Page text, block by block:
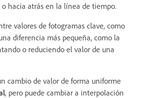
hacia atrás en la línea de tiempo.
valores de fotogramas clave, como
diferencia más pequeña, como la
o reduciendo el valor de una
cambio de valor de forma uniforme
, pero puede cambiar a interpolación